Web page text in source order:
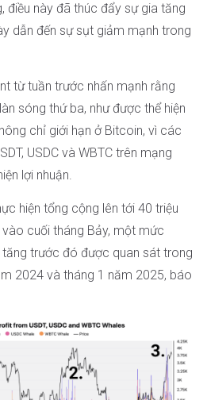
điều này đã thúc đẩy sự gia tăng
dẫn đến sự sụt giảm mạnh trong
từ tuần trước nhấn mạnh rằng
sóng thứ ba, như được thể hiện
chỉ giới hạn ở Bitcoin, vì các
USDC và WBTC trên mạng
lợi nhuận.
hiện tổng cộng lên tới 40 triệu
vào cuối tháng Bảy, một mức
trước đó được quan sát trong
2024 và tháng 1 năm 2025, báo